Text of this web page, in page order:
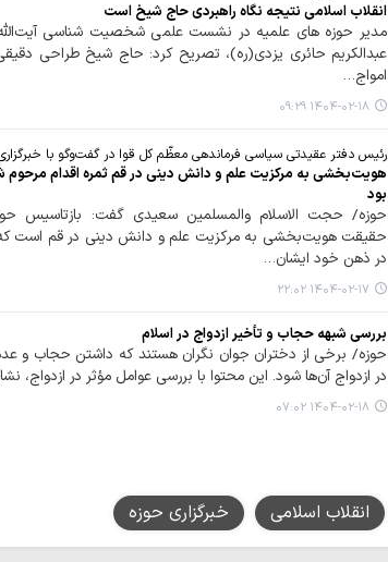
انقلاب اسلامی نتیجه نگاه راهبردی حاج شیخ است
مدیر حوزه های علمیه در نشست علمی شخصیت شناسی
عبدالکریم حائری یزدی(ره)، تصریح کرد: حاج شیخ طراحی دقیقی
امواج…
۱۴۰۴-۰۲-۱۸ ۰۹:۲۹
رئیس دفتر عقیدتی سیاسی فرماندهی معظّم کل قوا در گفت‌وگو با
هویت‌بخشی به مرکزیت علم و دانش دینی در قم ثمره اقدام مرحوم
بود
حوزه/ حجت الاسلام والمسلمین سعیدی گفت: بازتاسیس
حقیقت هویت‌بخشی به مرکزیت علم و دانش دینی در قم است
در ذهن خود ایشان…
۱۴۰۴-۰۲-۱۷ ۲۲:۰۲
بررسی شبهه حجاب و تأخیر ازدواج در اسلام
حوزه/ برخی از دختران جوان نگران هستند که داشتن حجاب و
در ازدواج آن‌ها شود. این محتوا با بررسی عوامل مؤثر در ازدواج،
۱۴۰۴-۰۲-۱۸ ۰۷:۰۲
انقلاب اسلامی خبرگزاری حوزه